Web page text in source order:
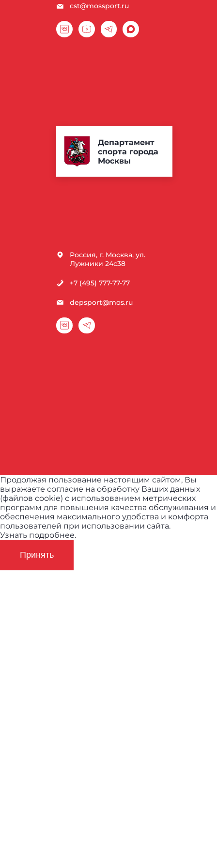
cst@mossport.ru
Департамент
спорта города
Москвы
Россия, г. Москва, ул.
Лужники 24с38
+7 (495) 777-77-77
depsport@mos.ru
Продолжая пользование настоящим сайтом, Вы
выражаете согласие на обработку Ваших данных
(файлов cookie) с использованием метрических
программ для повышения качества обслуживания и
обеспечения максимального удобства и комфорта
пользователей при использовании сайта.
Узнать подробнее.
Принять